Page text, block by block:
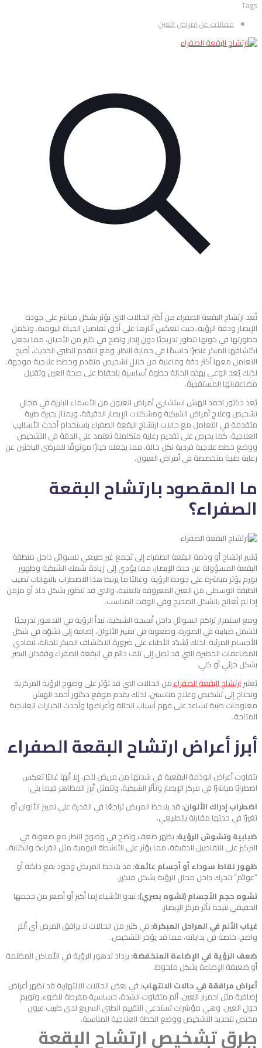
Tags
مقالات عن امراض العين
تُعد ارتشاح البقعة الصفراءمن أكثر الحالات التي تؤثر بشكل مباشر على جودة
الإبصار ودقة الرؤية، حيث تنعكس آثارها على أدق تفاصيل الحياة اليومية. وتكمن
خطورتها في كونها تتطور تدريجيًا دون إنذار واضح في كثير من الأحيان، مما يجعل
اكتشافها المبكر عنصرًا حاسمًا في حماية النظر. ومع التقدم الطبي الحديث، أصبح
التعامل معها أكثر دقة وفاعلية من خلال تشخيص متقدم وخطط علاجية موجهة.
لذلك يُعد الوعي بهذه الحالة خطوة أساسية للحفاظ على صحة العين وتقليل
مضاعفاتها المستقبلية.
يُعد دكتور احمد الهبش استشاري أمراض العيون من الأسماء البارزة في مجال
تشخيص وعلاج أمراض الشبكية ومشكلات الإبصار الدقيقة. ويمتاز بخبرة طبية
متقدمة في التعامل مع حالات ارتشاح البقعة الصفراء باستخدام أحدث الأساليب
العلاجية. كما يحرص على تقديم رعاية متكاملة تعتمد على الدقة في التشخيص
ووضع خطط علاجية فردية لكل حالة. مما يجعله خيارًا موثوقًا للمرضى الباحثين عن
رعاية طبية متخصصة في أمراض العيون.
ما المقصود بارتشاح البقعة
الصفراء؟
يُشير ارتشاح أو وذمة البقعة الصفراء إلى تجمع غير طبيعي للسوائل داخل منطقة
البقعة المسؤولة عن حدة الإبصار، مما يؤدي إلى زيادة سُمك الشبكية وظهور
تورم يؤثر مباشرة على جودة الرؤية. وغالبًا ما يرتبط هذا الاضطراب بالتهابات تصيب
الطبقة الوسطى من العين المعروفة بالعنبية، والتي قد تتطور بشكل حاد أو مزمن
إذا لم تُعالج بالشكل الصحيح وفي الوقت المناسب.
ومع استمرار تراكم السوائل داخل أنسجة الشبكية، تبدأ الرؤية في التدهور تدريجيًا
لتشمل ضبابية في الصورة، وصعوبة في تمييز الألوان، إضافة إلى تشوّه في شكل
الأجسام المرئية. لذلك يُشدّد الأطباء على ضرورة الاكتشاف المبكر للحالة، لتفادي
المضاعفات الخطيرة التي قد تصل إلى تلف دائم في البقعة الصفراء وفقدان البصر
بشكل جزئي أو كلي.
يُعتبرارتشاح البقعة الصفراءمن الحالات التي قد تؤثر على وضوح الرؤية المركزية
وتحتاج إلى تشخيص وعلاج مناسبين، لذلك يقدم موقع دكتور أحمد الهبش
معلومات طبية تساعد على فهم أسباب الحالة وأعراضها وأحدث الخيارات العلاجية
المتاحة.
أبرز أعراضارتشاح البقعة الصفراء
تتفاوت أعراض الوذمة البقعية في شدتها من مريض لآخر، إلا أنها غالبًا تعكس
اضطرابًا مباشرًا في مركز الإبصار وتأثر الشبكية، وتتمثل أبرز المظاهر فيما يلي:
اضطراب إدراك الألوان: قد يلاحظ المريض تراجعًا في القدرة على تمييز الألوان أو
تغيرًا في حدتها مقارنة بالطبيعي.
ضبابية وتشوش الرؤية: يظهر ضعف واضح في وضوح النظر مع صعوبة في
التركيز على التفاصيل الدقيقة، مما يؤثر على الأنشطة اليومية مثل القراءة والكتابة.
ظهور نقاط سوداء أو أجسام عائمة: قد يلاحظ المريض وجود بقع داكنة أو
“عوائم” تتحرك داخل مجال الرؤية بشكل متكرر.
تشوه حجم الأجسام (تشوه بصري):تبدو الأشياء إما أكبر أو أصغر من حجمها
الحقيقي نتيجة تأثر مركز الإبصار.
غياب الألم في المراحل المبكرة: في كثير من الحالات لا يرافق المرض أي ألم
واضح، خاصة في بداياته، مما قد يؤخر التشخيص.
ضعف الرؤية في الإضاءة المنخفضة: يزداد تدهور الرؤية في الأماكن المظلمة
أو ضعيفة الإضاءة بشكل ملحوظ.
أعراض مرافقة في حالات الالتهاب: في بعض الحالات الالتهابية قد تظهر أعراض
إضافية مثل احمرار العين، ألم متفاوت الشدة، حساسية مفرطة للضوء، وتورم
حول العين، وهي مؤشرات تستدعي التقييم الطبي السريع لدى طبيب عيون
مختص لتحديد التشخيص ووضع الخطة العلاجية المناسبة.
طرق تشخيصارتشاح البقعة